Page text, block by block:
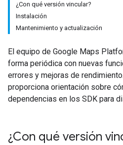
¿Con qué versión vincular?
Instalación
Mantenimiento y actualización
El equipo de Google Maps
forma periódica con nuevas
errores y mejoras de
proporciona orientación sobre
dependencias en los SDK para
¿Con qué versión